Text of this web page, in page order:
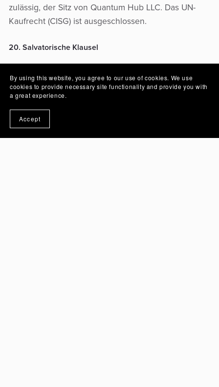
zulässig, der Sitz von Quantum Hub LLC. Das UN-
Kaufrecht (CISG) ist ausgeschlossen.
20. Salvatorische Klausel
unwirksam sein oder werden, bleibt die Wirksamkeit
der übrigen Bestimmungen unberührt.
Stand: 18.04.2025
By using this website, you agree to our use of cookies. We use
cookies to provide necessary site functionality and provide you with
a great experience.
Accept